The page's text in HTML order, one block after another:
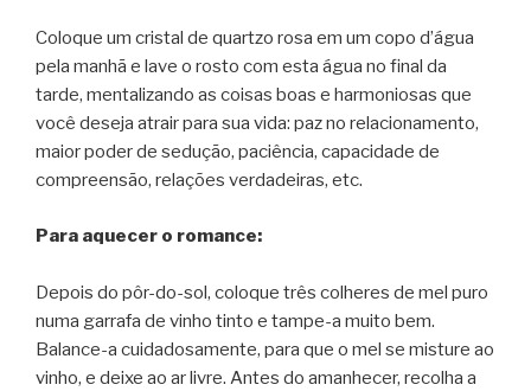
Coloque um cristal de quartzo rosa em um copo d’água
pela manhã e lave o rosto com esta água no final da
tarde, mentalizando as coisas boas e harmoniosas que
você deseja atrair para sua vida: paz no relacionamento,
maior poder de sedução, paciência, capacidade de
compreensão, relações verdadeiras, etc.
Para aquecer o romance:
Depois do pôr-do-sol, coloque três colheres de mel puro
numa garrafa de vinho tinto e tampe-a muito bem.
Balance-a cuidadosamente, para que o mel se misture ao
vinho, e deixe ao ar livre. Antes do amanhecer, recolha a